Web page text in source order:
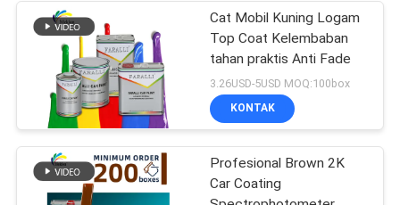
Cat Mobil Kuning Logam
Top Coat Kelembaban
tahan praktis Anti Fade
3.26USD-5USD MOQ:100box
KONTAK
Profesional Brown 2K
Car Coating